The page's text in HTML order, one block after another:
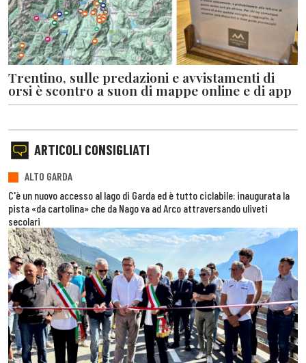
Trentino, sulle predazioni e avvistamenti di
orsi è scontro a suon di mappe online e di app
ARTICOLI CONSIGLIATI
ALTO GARDA
C'è un nuovo accesso al lago di Garda ed è tutto ciclabile: inaugurata la
pista «da cartolina» che da Nago va ad Arco attraversando uliveti
secolari